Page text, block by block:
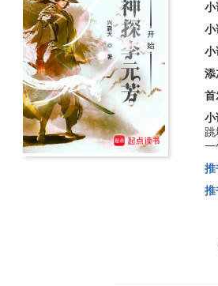
小
小
小
添
首
小
一
推
推